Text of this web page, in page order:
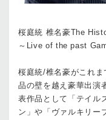
桜庭統 椎名豪The
～Live of the past
桜庭統/椎名豪がこれ
品の壁を越え豪華出演
表作品として「テイル
ン」や「ヴァルキリー